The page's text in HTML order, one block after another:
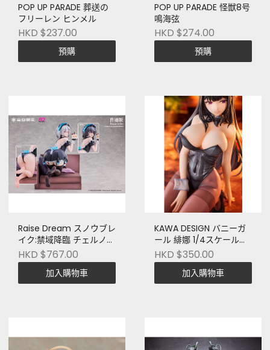
POP UP PARADE 葬送の
フリーレン ヒンメル
HKD $237.00
預購
POP UP PARADE 怪獣8号
鳴海弦
HKD $274.00
預購
Raise Dream スノウブレ
イク:禁域降臨 チェルノ&
ムルソー 見習いメイド
Ver. 1/6スケール塗装済完
成品フィギュア 通常版
HKD $767.00
加入購物車
KAWA DESIGN バニーガ
ール 緋娜 1/4スケール塗
装済完成品フィギュア
HKD $350.00
加入購物車